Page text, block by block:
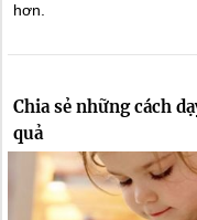
hơn.
Chia sẻ những cách
quả